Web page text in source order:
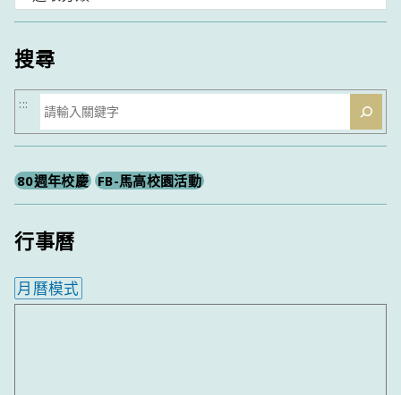
類
搜尋
搜
尋
:::
80週年校慶 FB-馬高校園活動
行事曆
月曆模式